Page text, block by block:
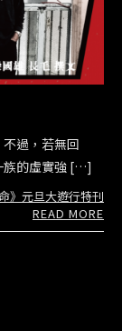
過，若無回
族的虛實強 […]
命》元旦大遊行特刊
READ MORE